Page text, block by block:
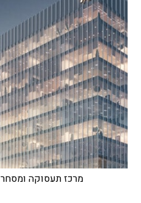
מרכז תעסוקה ומסחר ONYX, צומת סביון